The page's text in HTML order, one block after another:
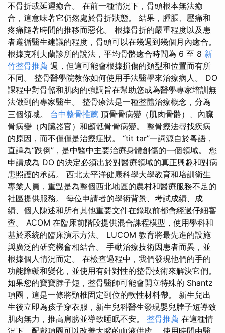
不骨折或延遲癒合。 在前一種情況下，骨頭根本無法癒
合，這意味著它仍然處於骨折狀態。 結果，腫脹、壓痛和
疼痛隨著時間的推移而惡化。 根據骨折的嚴重程度以及患
者遵循醫生建議的程度，骨頭可以在幾週到幾個月內癒合。
根據克利夫蘭診所的說法，平均骨骼癒合時間為 6 至 8 新
竹整骨推薦 週，但這可能會根據損傷的類型和位置而有所
不同。 整骨醫學院教你如何使用手法醫學來治療病人。 DO
課程中對骨骼和肌肉的強調旨在幫助您成為醫學專家培訓無
法做到的專家醫生。 整骨療法是一種整體治療概念，分為
三個領域。 台中整骨推薦 頂骨骨病變（肌肉骨骼）、內臟
骨病變（內臟器官）和顱骶骨骨病變。 整骨療法尋找疾病
的原因，而不僅僅是治療症狀。 “tit tar”一詞源自於粵語，
直譯為“跌倒”，是中醫中主要治療身體創傷的一個領域。 您
申請成為 DO 的決定必須出於對醫療領域的真正興趣和對病
患照護的承諾。 西北太平洋健康科學大學教育和培訓衛生
專業人員，重點是為整個西北地區的農村和醫療服務不足的
社區提供服務。 每位申請者的學術背景、考試成績、成
績、個人陳述和所有其他重要文件在錄取前都會經過仔細審
查。 ACOM 在臨床前階段提供混合課程模型，使用學科和
基於系統的臨床演示方法。 LUCOM 教育將最先進的設施
與廣泛的研究機會相結合。 手動治療技術因患者而異，並
根據個人情況而定。 在檢查過程中，我們發現他們的手的
功能障礙和變化，並使用有針對性的整骨技術來解決它們。
如果您的寶寶脖子短，整骨醫師可能會開立特殊的 Shantz
項圈，這是一條將頸椎固定到位的軟性材料帶。 新生兒出
生後立即為孩子穿衣服，新生兒科醫生發現嬰兒脖子短導致
肌肉無力，推高肩膀並導致睡眠不安。 整骨推薦 在這種情
況下，配戴項圈可以改善大腦的血液供應。 使用時間由醫